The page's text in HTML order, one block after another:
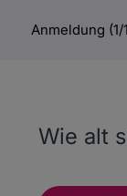
Anmeldung (1/
Wie alt